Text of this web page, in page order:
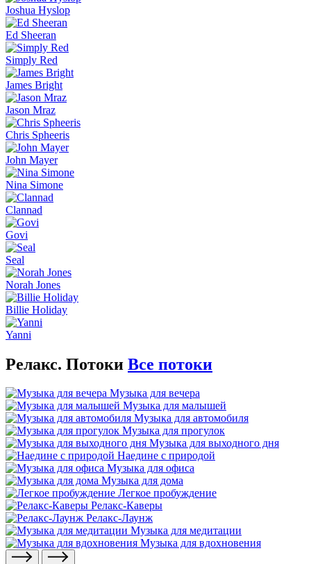
Joshua Hyslop
Ed Sheeran
Simply Red
James Bright
Jason Mraz
Chris Spheeris
John Mayer
Nina Simone
Clannad
Govi
Seal
Norah Jones
Billie Holiday
Yanni
Релакс. Потоки Все потоки
Музыка для вечера
Музыка для малышей
Музыка для автомобиля
Музыка для прогулок
Музыка для выходного дня
Наедине с природой
Музыка для офиса
Музыка для дома
Легкое пробуждение
Релакс-Каверы
Релакс-Лаунж
Музыка для медитации
Музыка для вдохновения